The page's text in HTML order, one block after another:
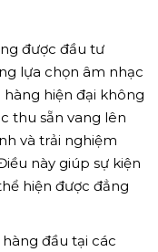
được đầu tư
lựa chọn âm nhạc
hiện đại không
thu sẵn vang lên
và trải nghiệm
này giúp sự kiện
hiện được đẳng
đầu tại các